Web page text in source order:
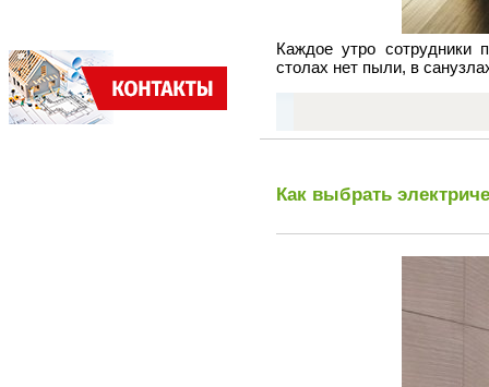
Каждое утро
столах нет пыли, в
Как выбрать